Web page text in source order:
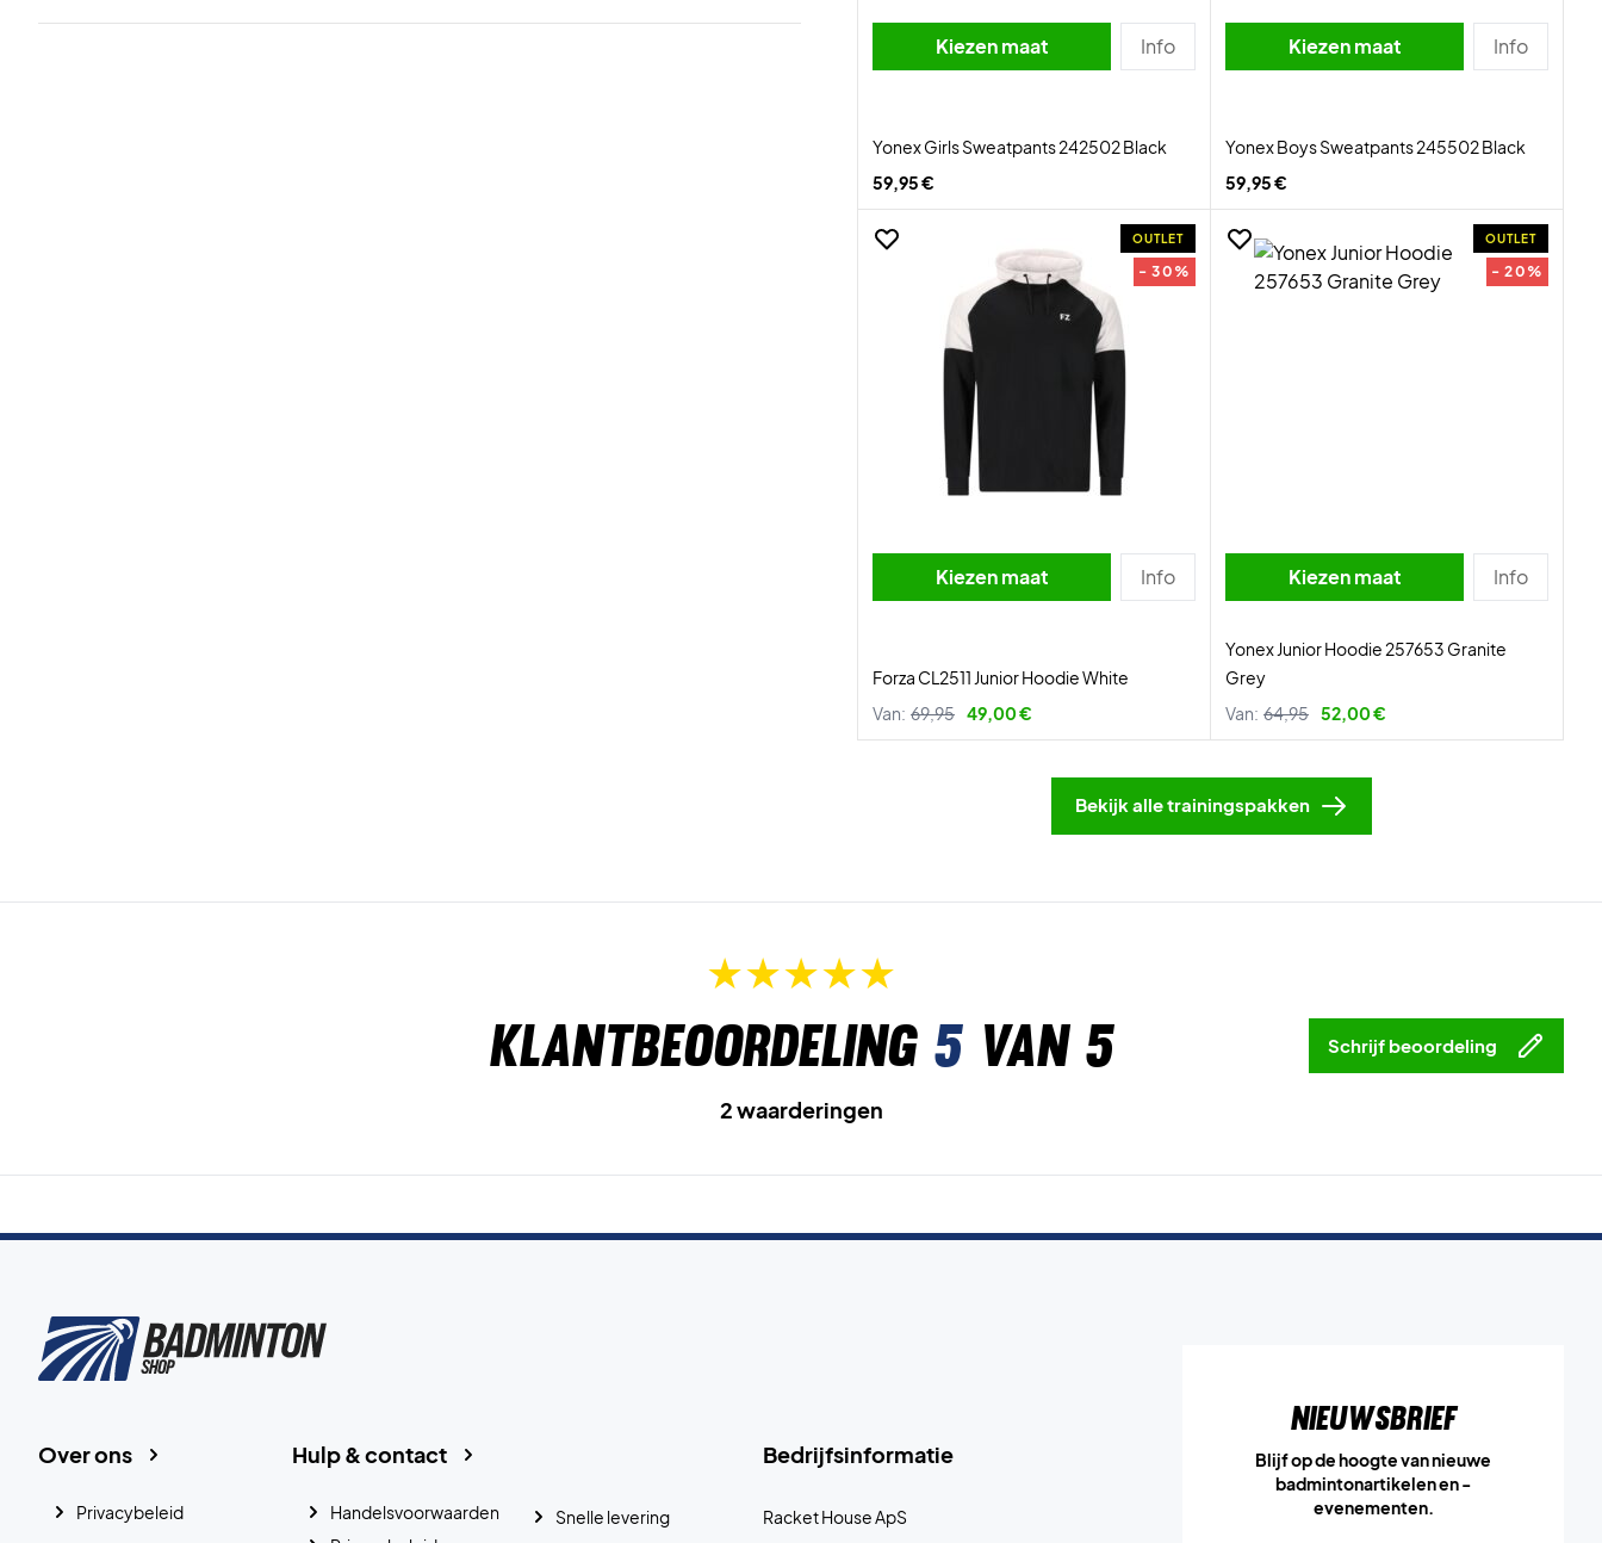
Kiezen maat Info
Yonex Girls Sweatpants 242502 Black
59,95 €
Kiezen maat Info
Yonex Boys Sweatpants 245502 Black
59,95 €
OUTLET
- 30%
Kiezen maat Info
Forza CL2511 Junior Hoodie White
Van: 69,95 49,00 €
OUTLET
- 20%
Kiezen maat Info
Yonex Junior Hoodie 257653 Granite
Grey
Van: 64,95 52,00 €
Bekijk alle trainingspakken
Klantbeoordeling 5van 5 Schrijf beoordeling
2 waarderingen
Bedrijfsinformatie
Racket House ApS
Hulp & contact
Handelsvoorwaarden
Snelle levering
Over ons
Privacybeleid
Nieuwsbrief
Blijf op de hoogte van nieuwe
badmintonartikelen en -
evenementen.